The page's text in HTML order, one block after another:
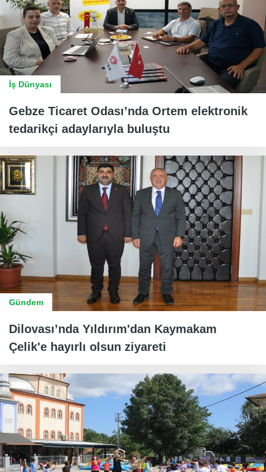
İş Dünyası
Gebze Ticaret Odası’nda Ortem elektronik
tedarikçi adaylarıyla buluştu
Gündem
Dilovası’nda Yıldırım'dan Kaymakam
Çelik'e hayırlı olsun ziyareti